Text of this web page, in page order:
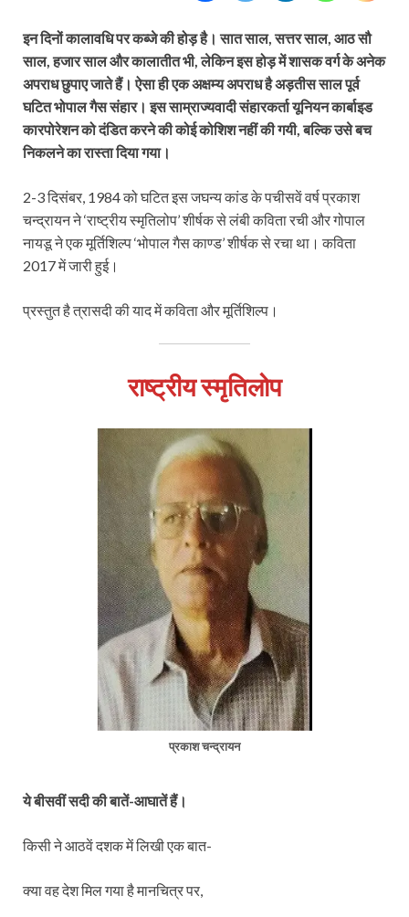
इन दिनों कालावधि पर कब्जे की होड़ है। सात साल, सत्तर साल, आठ सौ
साल, हजार साल और कालातीत भी, लेकिन इस होड़ में शासक वर्ग के अनेक
अपराध छुपाए जाते हैं। ऐसा ही एक अक्षम्य अपराध है अड़तीस साल पूर्व
घटित भोपाल गैस संहार। इस साम्राज्यवादी संहारकर्ता यूनियन कार्बाइड
कारपोरेशन को दंडित करने की कोई कोशिश नहीं की गयी, बल्कि उसे बच
निकलने का रास्ता दिया गया।
2-3 दिसंबर, 1984 को घटित इस जघन्य कांड के पचीसवें वर्ष प्रकाश
चन्द्रायन ने ‘राष्ट्रीय स्मृतिलोप’ शीर्षक से लंबी कविता रची और गोपाल
नायडू ने एक मूर्तिशिल्प ‘भोपाल गैस काण्ड’ शीर्षक से रचा था। कविता
2017 में जारी हुई।
प्रस्तुत है त्रासदी की याद में कविता और मूर्तिशिल्प।
राष्ट्रीय स्मृतिलोप
प्रकाश चन्द्रायन
ये बीसवीं सदी की बातें-आघातें हैं।
किसी ने आठवें दशक में लिखी एक बात-
क्या वह देश मिल गया है मानचित्र पर,